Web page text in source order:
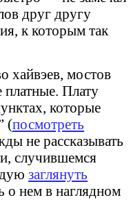
друг другу
к которым так
хайвэев, мостов
Плату
которые
(посмотреть
не рассказывать
случившемся
заглянуть
о нем в наглядном